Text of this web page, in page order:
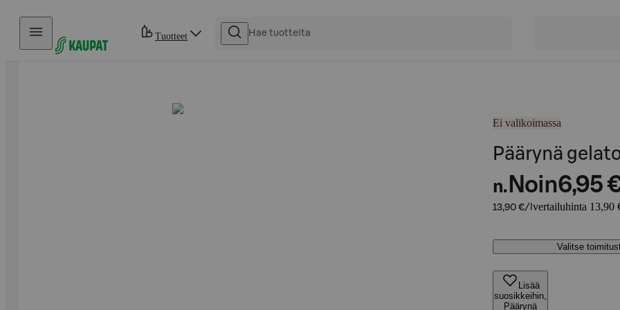
Hyppää sisältöön
Tuotteet
Ei valikoimassa
Päärynä
n. Noin6,95
13,90 €/l vertailuhinta 13,90
Valitse
Lisää
suosikkeihin,
Päärynä